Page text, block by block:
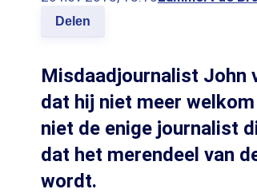
Delen
Misdaadjournalist John
dat hij niet meer
niet de enige journalist
dat het merendeel van
wordt.